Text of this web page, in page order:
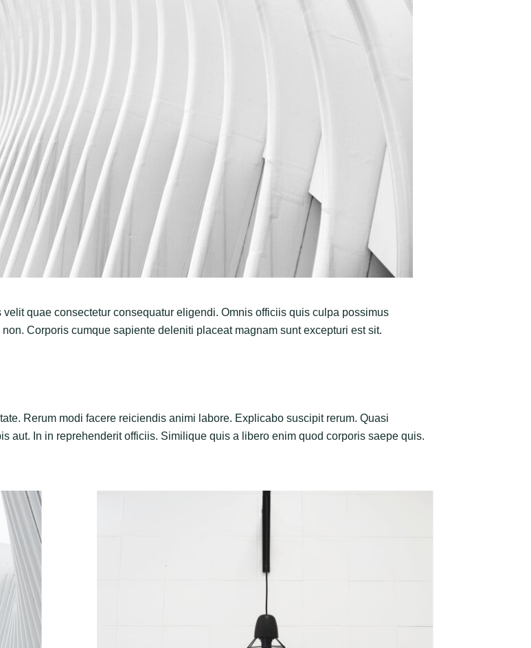
quae consectetur consequatur eligendi. Omnis officiis quis culpa possimus
Corporis cumque sapiente deleniti placeat magnam sunt excepturi est sit.
Rerum modi facere reiciendis animi labore. Explicabo suscipit rerum. Quasi
aut. In in reprehenderit officiis. Similique quis a libero enim quod corporis saepe quis.